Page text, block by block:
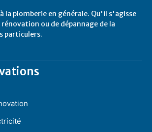
la plomberie en générale. Qu'il s'agisse
ou de dépannage de la
particulers.